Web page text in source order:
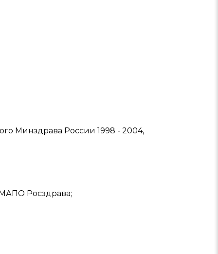
Минздрава России 1998 - 2004,
Росздрава;